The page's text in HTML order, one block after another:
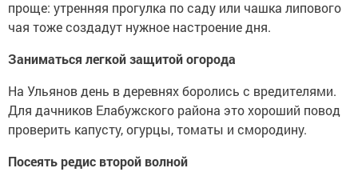
проще: утренняя прогулка по саду или чашка липового
чая тоже создадут нужное настроение дня.
Заниматься легкой защитой огорода
На Ульянов день в деревнях боролись с вредителями.
Для дачников Елабужского района это хороший повод
проверить капусту, огурцы, томаты и смородину.
Посеять редис второй волной